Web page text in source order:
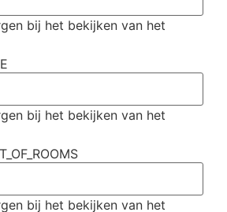
bij het bekijken van het
bij het bekijken van het
bij het bekijken van het